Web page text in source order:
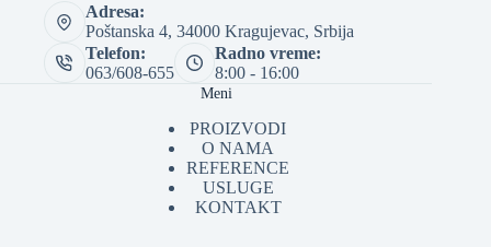
Adresa:
Poštanska 4, 34000 Kragujevac, Srbija
Telefon:
063/608-655
Radno vreme:
8:00 - 16:00
Meni
PROIZVODI
O NAMA
REFERENCE
USLUGE
KONTAKT